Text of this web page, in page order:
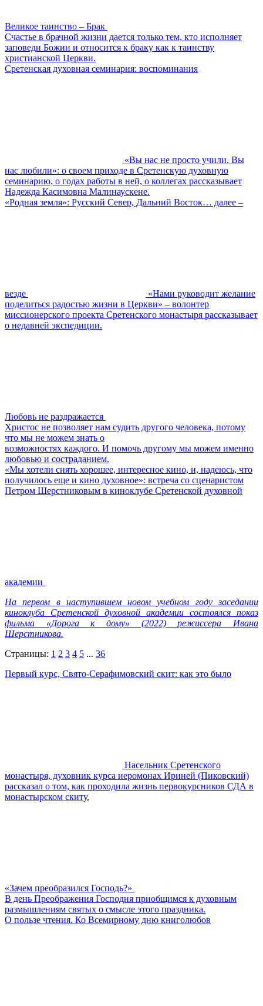
Великое таинство – Брак
Счастье в брачной жизни дается только тем, кто исполняет
заповеди Божии и относится к браку как к таинству
христианской Церкви.
Сретенская духовная семинария: воспоминания
«Вы нас не просто учили. Вы
нас любили»: о своем приходе в Сретенскую духовную
семинарию, о годах работы в ней, о коллегах рассказывает
Надежда Касимовна Малинаускене.
«Родная земля»: Русский Север, Дальний Восток… далее –
везде
«Нами руководит желание
поделиться радостью жизни в Церкви» – волонтер
миссионерского проекта Сретенского монастыря рассказывает
о недавней экспедиции.
Любовь не раздражается
Христос не позволяет нам судить другого человека, потому
что мы не можем знать о
возможностях каждого. И помочь другому мы можем именно
любовью и состраданием.
«Мы хотели снять хорошее, интересное кино, и, надеюсь, что
получилось еще и кино духовное»: встреча со сценаристом
Петром Шерстниковым в киноклубе Сретенской духовной
академии
На первом в наступившем новом учебном году заседании
киноклуба Сретенской духовной академии состоялся показ
фильма «Дорога к дому» (2022) режиссера Ивана
Шерстникова.
Страницы: 1 2 3 4 5 ... 36
Первый курс, Свято-Серафимовский скит: как это было
Насельник Сретенского
монастыря, духовник курса иеромонах Ириней (Пиковский)
рассказал о том, как проходила жизнь первокурсников СДА в
монастырском скиту.
«Зачем преобразился Господь?»
В день Преображения Господня приобщимся к духовным
размышлениям святых о смысле этого праздника.
О пользе чтения. Ко Всемирному дню книголюбов